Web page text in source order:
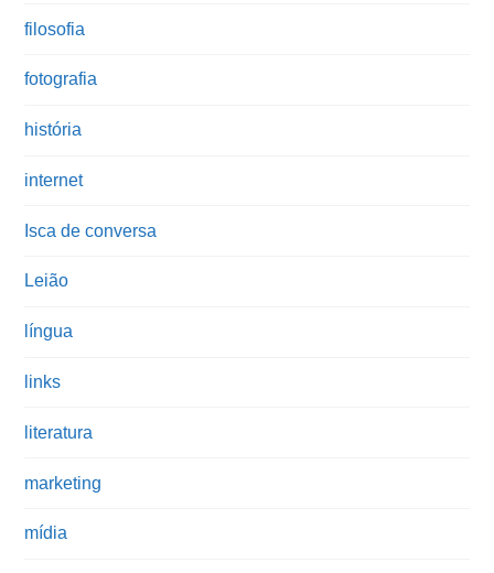
filosofia
fotografia
história
internet
Isca de conversa
Leião
língua
links
literatura
marketing
mídia